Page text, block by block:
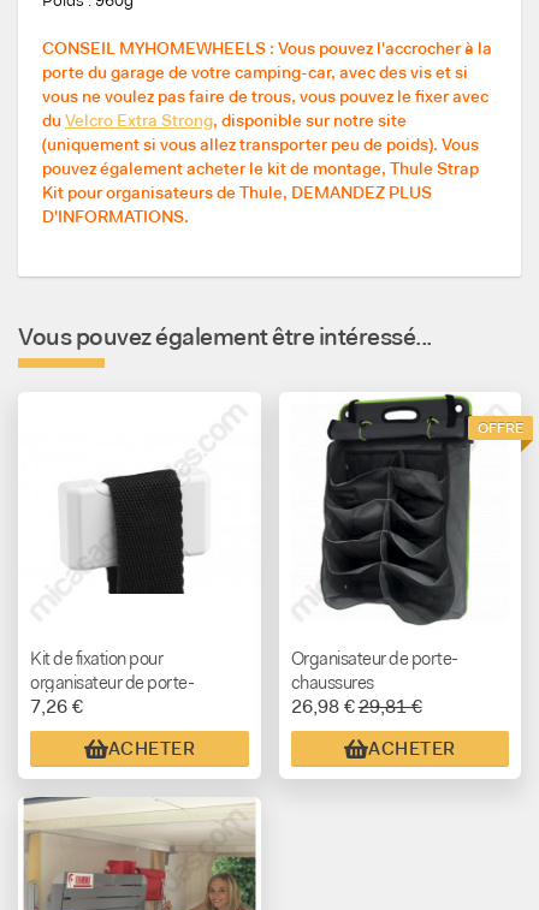
CONSEIL MYHOMEWHEELS : Vous pouvez l'accrocher à la
porte du garage de votre camping-car, avec des vis et si
vous ne voulez pas faire de trous, vous pouvez le fixer avec
du Velcro Extra Strong, disponible sur notre site
(uniquement si vous allez transporter peu de poids). Vous
pouvez également acheter le kit de montage, Thule Strap
Kit pour organisateurs de Thule, DEMANDEZ PLUS
D'INFORMATIONS.
Vous pouvez également être intéressé...
Kit de fixation pour
organisateur de porte-
chaussures
7,26 €
ACHETER
OFFRE
Organisateur de porte-
chaussures
26,98 €29,81 €
ACHETER